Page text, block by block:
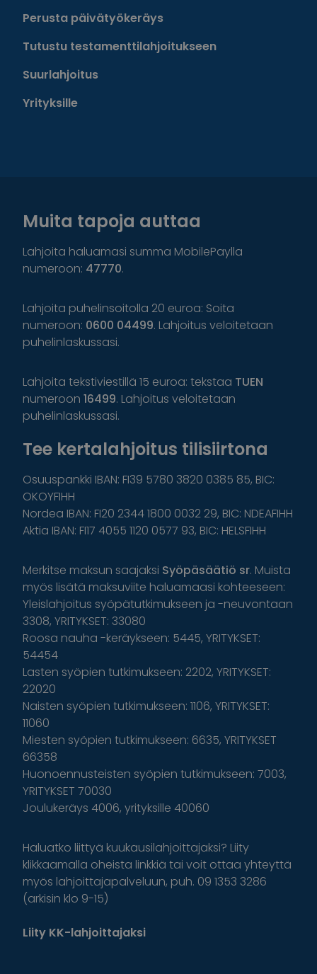
Perusta päivätyökeräys
Tutustu testamenttilahjoitukseen
Suurlahjoitus
Yrityksille
Muita tapoja auttaa
Lahjoita haluamasi summa MobilePaylla
numeroon: 47770.
Lahjoita puhelinsoitolla 20 euroa: Soita
numeroon: 0600 04499. Lahjoitus veloitetaan
puhelinlaskussasi.
Lahjoita tekstiviestillä 15 euroa: tekstaa TUEN
numeroon 16499. Lahjoitus veloitetaan
puhelinlaskussasi.
Tee kertalahjoitus tilisiirtona
Osuuspankki IBAN: FI39 5780 3820 0385 85, BIC:
OKOYFIHH
Nordea IBAN: FI20 2344 1800 0032 29, BIC: NDEAFIHH
Aktia IBAN: FI17 4055 1120 0577 93, BIC: HELSFIHH
Merkitse maksun saajaksi Syöpäsäätiö sr. Muista
myös lisätä maksuviite haluamaasi kohteeseen:
Yleislahjoitus syöpätutkimukseen ja -neuvontaan
3308, YRITYKSET: 33080
Roosa nauha -keräykseen: 5445, YRITYKSET:
54454
Lasten syöpien tutkimukseen: 2202, YRITYKSET:
22020
Naisten syöpien tutkimukseen: 1106, YRITYKSET:
11060
Miesten syöpien tutkimukseen: 6635, YRITYKSET
66358
Huonoennusteisten syöpien tutkimukseen: 7003,
YRITYKSET 70030
Joulukeräys 4006, yrityksille 40060
Haluatko liittyä kuukausilahjoittajaksi? Liity
klikkaamalla oheista linkkiä tai voit ottaa yhteyttä
myös lahjoittajapalveluun, puh. 09 1353 3286
(arkisin klo 9-15)
Liity KK-lahjoittajaksi